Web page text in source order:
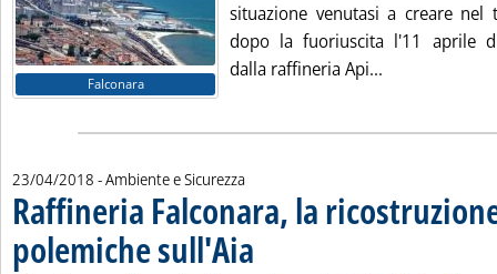
Falconara
situazione venutasi a creare nel
dopo la fuoriuscita l'11 aprile
dalla raffineria Api...
23/04/2018 - Ambiente e Sicurezza
Raffineria Falconara, la
polemiche sull'Aia